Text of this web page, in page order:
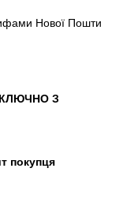
Нової Пошти
З
покупця